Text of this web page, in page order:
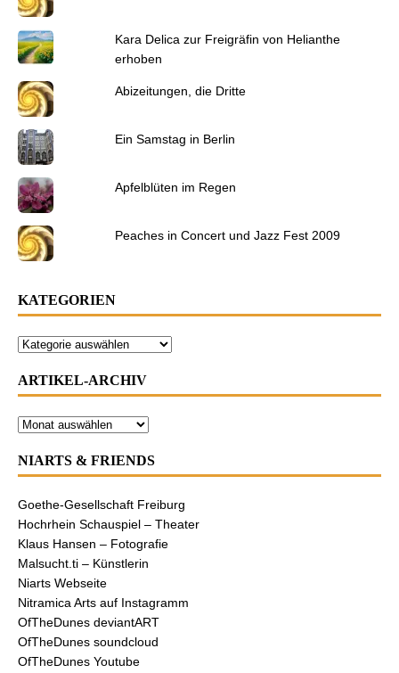
Kara Delica zur Freigräfin von Helianthe
erhoben
Abizeitungen, die Dritte
Ein Samstag in Berlin
Apfelblüten im Regen
Peaches in Concert und Jazz Fest 2009
KATEGORIEN
ARTIKEL-ARCHIV
NIARTS & FRIENDS
Goethe-Gesellschaft Freiburg
Hochrhein Schauspiel – Theater
Klaus Hansen – Fotografie
Malsucht.ti – Künstlerin
Niarts Webseite
Nitramica Arts auf Instagramm
OfTheDunes deviantART
OfTheDunes soundcloud
OfTheDunes Youtube